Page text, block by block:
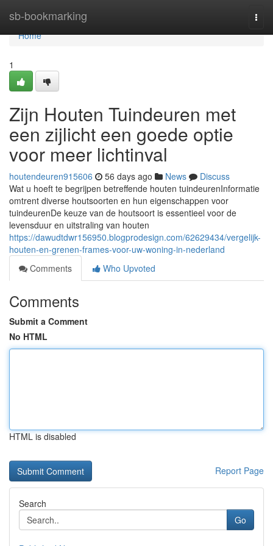
sb-bookmarking
Home
Home
1
Zijn Houten Tuindeuren met
een zijlicht een goede optie
voor meer lichtinval
houtendeuren915606 56 days ago News
Discuss
Wat u hoeft te begrijpen betreffende houten tuindeurenInformatie
omtrent diverse houtsoorten en hun eigenschappen voor
tuindeurenDe keuze van de houtsoort is essentieel voor de
levensduur en uitstraling van houten
https://dawudtdwr156950.blogprodesign.com/62629434/vergelijk-
houten-en-grenen-frames-voor-uw-woning-in-nederland
Comments
Who Upvoted
Comments
Submit a Comment
No HTML
HTML is disabled
Report Page
Search
Go